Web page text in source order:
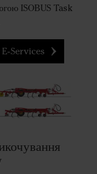
ISOBUS Task
E-Services